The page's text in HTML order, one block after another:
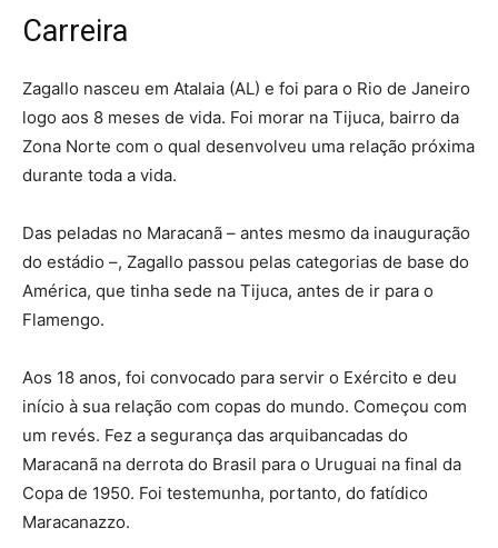
Carreira
Zagallo nasceu em Atalaia (AL) e foi para o Rio de Janeiro
logo aos 8 meses de vida. Foi morar na Tijuca, bairro da
Zona Norte com o qual desenvolveu uma relação próxima
durante toda a vida.
Das peladas no Maracanã – antes mesmo da inauguração
do estádio –, Zagallo passou pelas categorias de base do
América, que tinha sede na Tijuca, antes de ir para o
Flamengo.
Aos 18 anos, foi convocado para servir o Exército e deu
início à sua relação com copas do mundo. Começou com
um revés. Fez a segurança das arquibancadas do
Maracanã na derrota do Brasil para o Uruguai na final da
Copa de 1950. Foi testemunha, portanto, do fatídico
Maracanazzo.